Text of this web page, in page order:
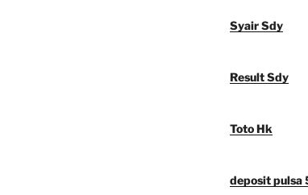
Syair Sdy
Result Sdy
Toto Hk
deposit pulsa